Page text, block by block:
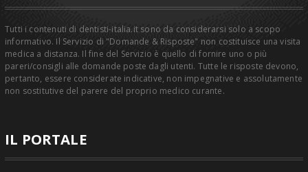
Tutti i contenuti di dentisti-italia.it sono da considerarsi solo a scopo
informativo. Il Servizio di "Domande & Risposte" non costituisce una visita
medica a distanza. Il fine del Servizio è quello di fornire uno o più
pareri/consigli alle domande poste dagli utenti. Tutte le risposte devono,
pertanto, essere considerate indicative, non impegnative e assolutamente
non sostitutive del parere del proprio medico curante.
IL PORTALE